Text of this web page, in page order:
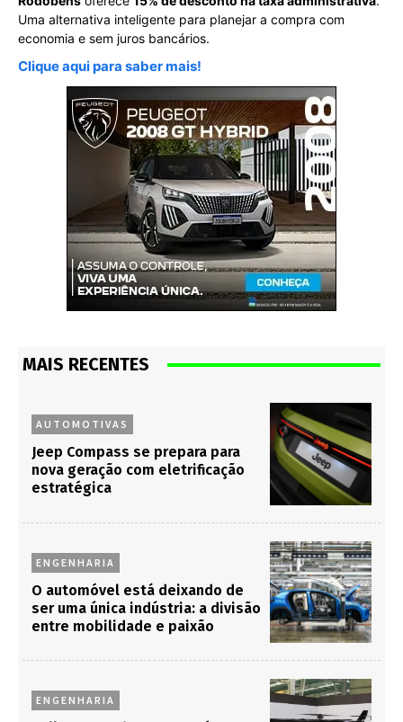
Uma alternativa inteligente para planejar a compra com
economia e sem juros bancários.
Clique aqui para saber mais!
MAIS RECENTES
AUTOMOTIVAS
Jeep Compass se prepara para
nova geração com eletrificação
estratégica
ENGENHARIA
O automóvel está deixando de
ser uma única indústria: a divisão
entre mobilidade e paixão
ENGENHARIA